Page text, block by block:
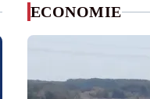
ECONOMIE